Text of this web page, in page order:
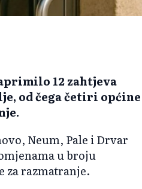
12 zahtjeva
od čega četiri općine
Neum, Pale i Drvar
u broju
za razmatranje.